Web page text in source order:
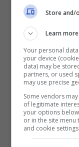
nido.
davvero fare
Store and/
Learn more
Your personal
your device
data) may be
partners, or used
may use precise
Some vendors
of legitimate
your options
or in the site
and cookie settings.